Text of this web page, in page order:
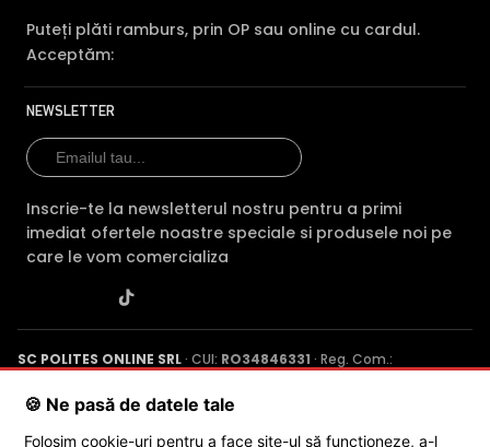
Puteți plăti ramburs, prin OP sau online cu cardul.
Acceptăm:
NEWSLETTER
Inscrie-te la newsletterul nostru pentru a primi
imediat ofertele noastre speciale si produsele noi pe
care le vom comercializa
SC POLITES ONLINE SRL · CUI: RO34846331 · Reg. Com.:
Poenaru, Nr. 1, Craiova, Jud. Dolj ·
🍪 Ne pasă de datele tale
Folosim cookie-uri pentru a face site-ul să funcționeze, a-l